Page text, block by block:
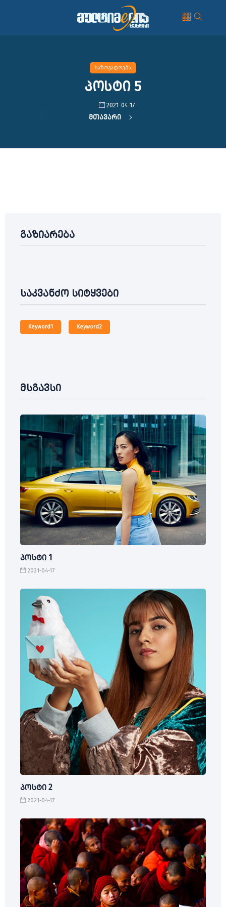
საზოგადოება
პოსტი 5
2021-04-17
Მთავარი
გაზიარება
საკვანძო სიტყვები
Keyword1 Keyword2
მსგავსი
პოსტი 1
2021-04-17
პოსტი 2
2021-04-17